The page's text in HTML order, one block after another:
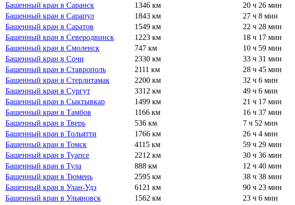
Башенный кран в Саранск
1346 км
20 ч 26 мин
Башенный кран в Сарапул
1843 км
27 ч 8 мин
Башенный кран в Саратов
1549 км
22 ч 28 мин
Башенный кран в Северодвинск
1223 км
18 ч 17 мин
Башенный кран в Смоленск
747 км
10 ч 59 мин
Башенный кран в Сочи
2330 км
33 ч 31 мин
Башенный кран в Ставрополь
2111 км
28 ч 45 мин
Башенный кран в Стерлитамак
2200 км
32 ч 6 мин
Башенный кран в Сургут
3312 км
49 ч 6 мин
Башенный кран в Сыктывкар
1499 км
21 ч 17 мин
Башенный кран в Тамбов
1166 км
16 ч 37 мин
Башенный кран в Тверь
536 км
7 ч 52 мин
Башенный кран в Тольятти
1766 км
26 ч 4 мин
Башенный кран в Томск
4115 км
59 ч 29 мин
Башенный кран в Туапсе
2212 км
30 ч 36 мин
Башенный кран в Тула
888 км
12 ч 40 мин
Башенный кран в Тюмень
2595 км
38 ч 38 мин
Башенный кран в Улан-Удэ
6121 км
90 ч 23 мин
Башенный кран в Ульяновск
1562 км
23 ч 6 мин